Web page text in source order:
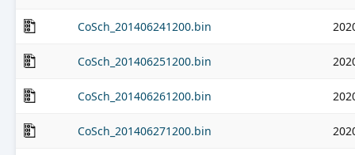
CoSch_201406241200.bin
CoSch_201406251200.bin
CoSch_201406261200.bin
CoSch_201406271200.bin